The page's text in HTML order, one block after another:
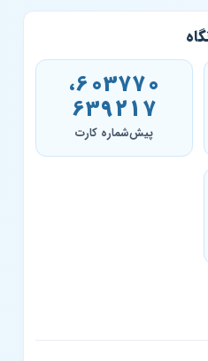
603770،
639217
پیش‌شماره کارت